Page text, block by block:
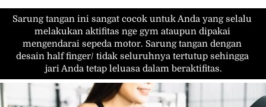
Sarung tangan ini sangat cocok untuk Anda yang selalu
melakukan aktifitas nge gym ataupun dipakai
mengendarai sepeda motor. Sarung tangan dengan
desain half finger/ tidak seluruhnya tertutup sehingga
jari Anda tetap leluasa dalam beraktifitas.